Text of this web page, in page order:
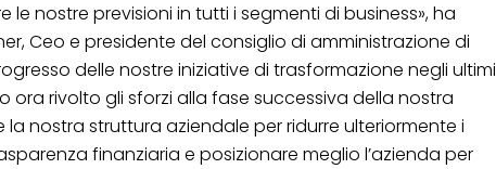
le nostre previsioni in tutti i segmenti di business», ha
Ceo e presidente del consiglio di amministrazione di
delle nostre iniziative di trasformazione negli ultimi
ora rivolto gli sforzi alla fase successiva della nostra
la nostra struttura aziendale per ridurre ulteriormente i
finanziaria e posizionare meglio l’azienda per